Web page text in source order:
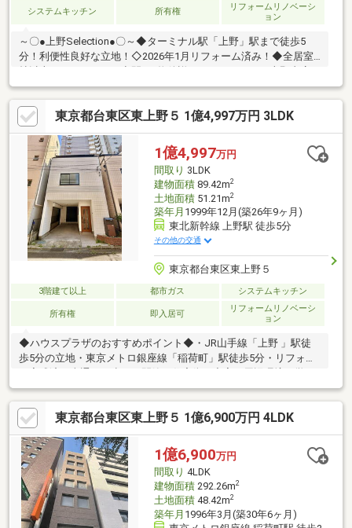
システムキッチン 所有権
リフォームリノベーシ
ョン
～〇●上野Selection●〇～◆ターミナル駅「上野」駅まで徒歩5
分！利便性良好な立地！◇2026年1月リフォーム済み！◆全居室6
帖以上のゆとりのある空間！♪物件詳細はアドキャスト上野支店
【0120-917-091】まで
♪◇◆◇◆◇◆◇◆◇◆◇◆◇◆◇◆◇◆◇◆◇◆◇◆◇◆【ラ
イフプラン】本物件においての住宅ローンシミュレーションはも
ちろん、本物件購入後１０～２０年後のライフサイクルの変化を
見据えた長期的なライフプランシミュレーションを実施します
♪◇◆◇◆◇◆◇◆◇◆◇◆◇◆◇◆◇◆◇◆◇◆◇◆◇◆
東京都台東区東上野５ 1億4,997万円 3LDK
1億4,997万円
間取り 3LDK
建物面積89.42m2
土地面積51.21m2
築年月 1999年12月(築26年9ヶ月)
東北新幹線 上野駅 徒歩5分
その他の交通
東京都台東区東上野５
3階建て以上 都市ガス システムキッチン
所有権 即入居可
リフォームリノベーシ
ョン
◆ハウスプラザのおすすめポイント◆・JR山手線「上野 」駅徒
歩5分の立地・東京メトロ銀座線「稲荷町」駅徒歩5分・リフォー
校、買い物施設、公共施設が近い）詳しくはスタッフにお問い合
わせください。【見学予約受付中】ご希望のお日にち、お時間で
ご見学可能です！見学希望日時を記載の上お問い合わせ下さい
♪【各種ご相談承ります】購入、売却、住宅ローン、その他物件の
ご紹介などなど、お気軽にご相談下さい！
東京都台東区東上野５ 1億6,900万円 4LDK
1億6,900万円
間取り 4LDK
建物面積292.26m2
土地面積48.42m2
築年月 1996年3月(築30年6ヶ月)